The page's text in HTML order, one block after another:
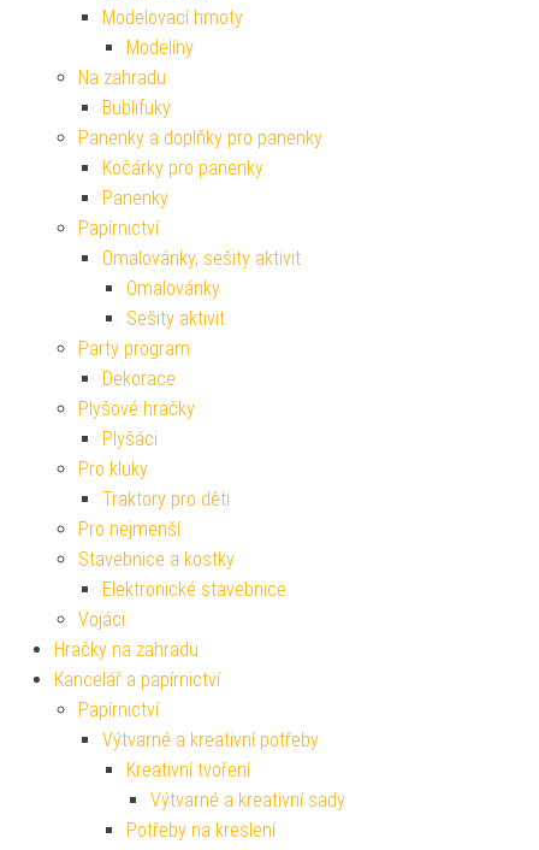
Modelovací hmoty
Modelíny
Na zahradu
Bublifuky
Panenky a doplňky pro panenky
Kočárky pro panenky
Panenky
Papírnictví
Omalovánky, sešity aktivit
Omalovánky
Sešity aktivit
Party program
Dekorace
Plyšové hračky
Plyšáci
Pro kluky
Traktory pro děti
Pro nejmenší
Stavebnice a kostky
Elektronické stavebnice
Vojáci
Hračky na zahradu
Kancelář a papírnictví
Papírnictví
Výtvarné a kreativní potřeby
Kreativní tvoření
Výtvarné a kreativní sady
Potřeby na kreslení